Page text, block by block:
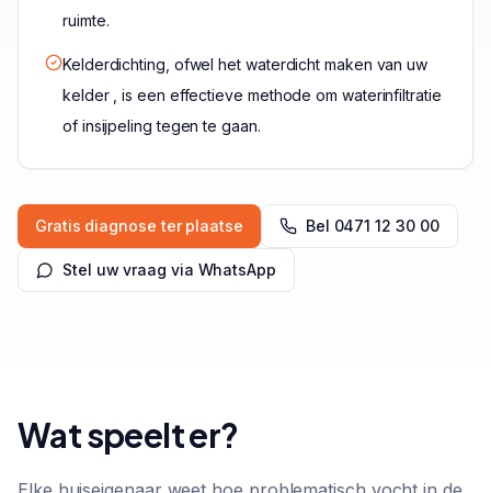
ruimte.
Kelderdichting, ofwel het waterdicht maken van uw
kelder , is een effectieve methode om waterinfiltratie
of insijpeling tegen te gaan.
Gratis diagnose ter plaatse Bel 0471 12 30 00
Stel uw vraag via WhatsApp
Wat speelt er?